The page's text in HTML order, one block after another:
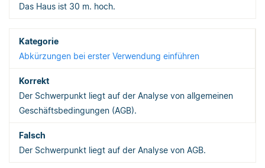
Das Haus ist 30 m. hoch.
Abkürzungen bei erster Verwendung einführen
Der Schwerpunkt liegt auf der Analyse von allgemeinen
Geschäftsbedingungen (AGB).
Der Schwerpunkt liegt auf der Analyse von AGB.